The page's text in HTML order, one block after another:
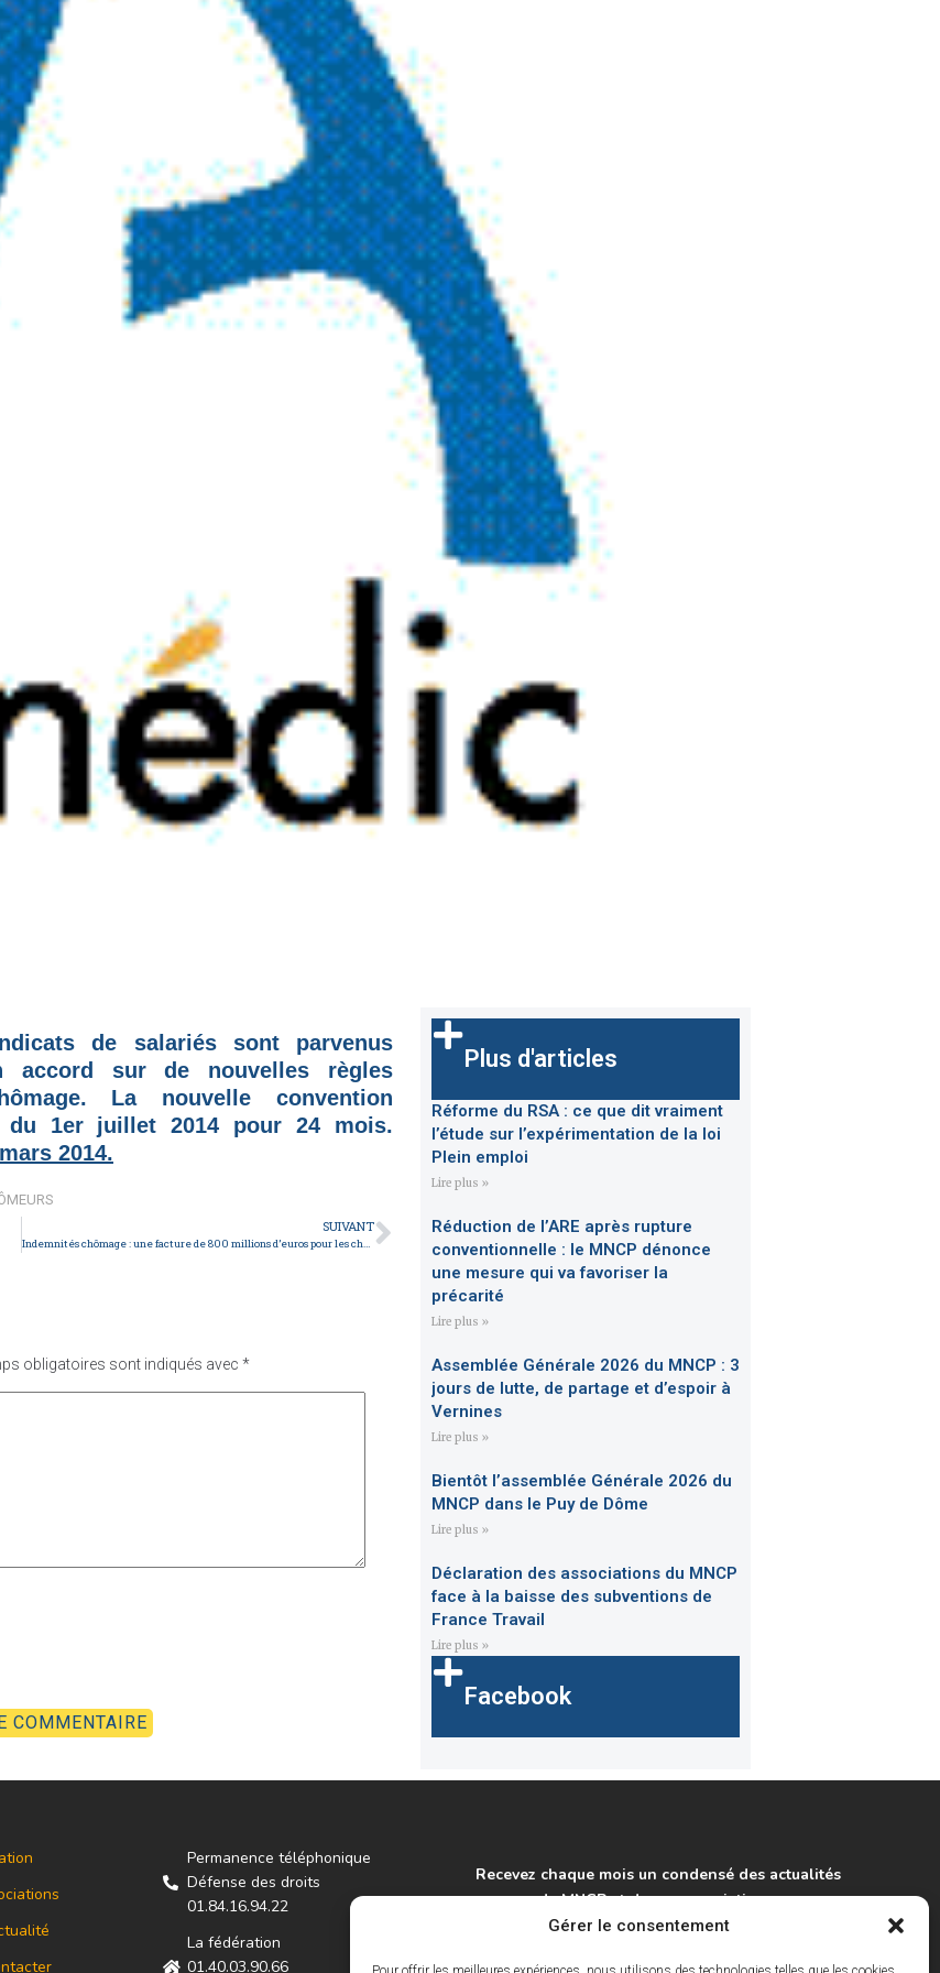
Gérer le consentement
sur de nouvelles règles
La nouvelle convention
du 1er juillet 2014 pour 24 mois.
2014.
SUIVANT
Indemnités chômage : une facture de 800 millions d’euros pour les chômeurs
obligatoires sont indiqués avec *
Plus d'articles
Réforme du RSA : ce que dit vraiment
l’étude sur l’expérimentation de la loi
Plein emploi
Lire plus »
Réduction de l’ARE après rupture
conventionnelle : le MNCP dénonce
une mesure qui va favoriser la
précarité
Lire plus »
Assemblée Générale 2026 du MNCP : 3
jours de lutte, de partage et d’espoir à
Vernines
Lire plus »
Bientôt l’assemblée Générale 2026 du
MNCP dans le Puy de Dôme
Lire plus »
Déclaration des associations du MNCP
face à la baisse des subventions de
France Travail
Lire plus »
Facebook
Permanence téléphonique
Défense des droits
01.84.16.94.22
La fédération
01.40.03.90.66
Recevez chaque mois un condensé des actualités
du MNCP et de ses associations.